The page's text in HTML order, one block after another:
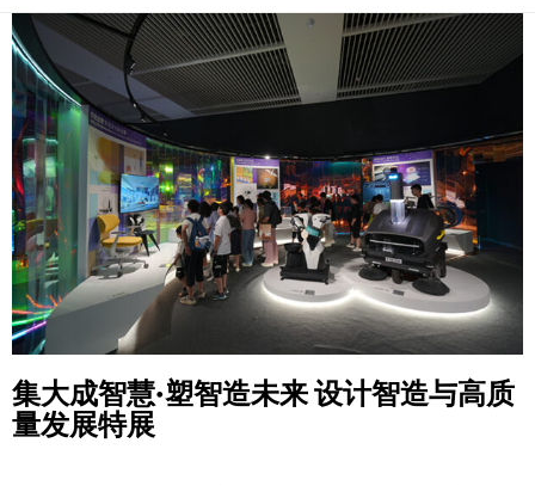
集大成智慧·塑智造未来设计智造与高质
量发展特展